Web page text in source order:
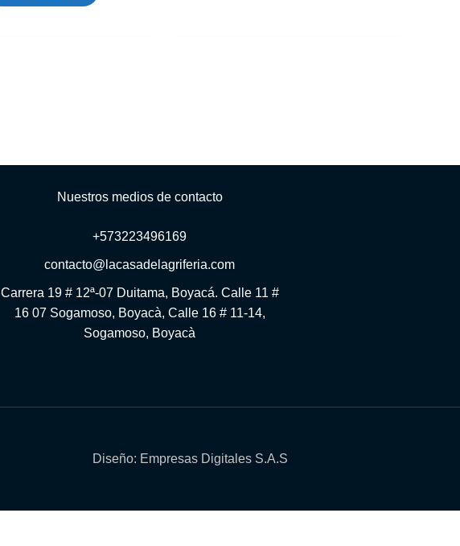
Nuestros medios de contacto
+573223496169
contacto@lacasadelagriferia.com
Carrera 19 # 12ª-07 Duitama, Boyacá. Calle 11 #
16 07 Sogamoso, Boyacà, Calle 16 # 11-14,
Sogamoso, Boyacà
Diseño: Empresas Digitales S.A.S